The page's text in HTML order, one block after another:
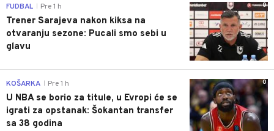
0
FUDBAL Pre 1 h
Trener Sarajeva nakon kiksa na
otvaranju sezone: Pucali smo sebi u
glavu
0
KOŠARKA Pre 1 h
U NBA se borio za titule, u Evropi će se
igrati za opstanak: Šokantan transfer
sa 38 godina